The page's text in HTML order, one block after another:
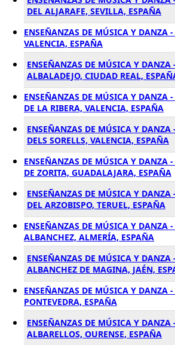
DEL ALJARAFE, SEVILLA, ESPAÑA
ENSEÑANZAS DE MÚSICA Y DANZA
VALENCIA, ESPAÑA
ENSEÑANZAS DE MÚSICA Y DANZA
ALBALADEJO, CIUDAD REAL,
ENSEÑANZAS DE MÚSICA Y DANZA
DE LA RIBERA, VALENCIA, ESPAÑA
ENSEÑANZAS DE MÚSICA Y DANZA
DELS SORELLS, VALENCIA, ESPAÑA
ENSEÑANZAS DE MÚSICA Y DANZA
DE ZORITA, GUADALAJARA, ESPAÑA
ENSEÑANZAS DE MÚSICA Y DANZA
DEL ARZOBISPO, TERUEL, ESPAÑA
ENSEÑANZAS DE MÚSICA Y DANZA -
ALBANCHEZ, ALMERÍA, ESPAÑA
ENSEÑANZAS DE MÚSICA Y DANZA
ALBANCHEZ DE MAGINA, JAÉN,
ENSEÑANZAS DE MÚSICA Y DANZA
PONTEVEDRA, ESPAÑA
ENSEÑANZAS DE MÚSICA Y DANZA
ALBARELLOS, OURENSE, ESPAÑA